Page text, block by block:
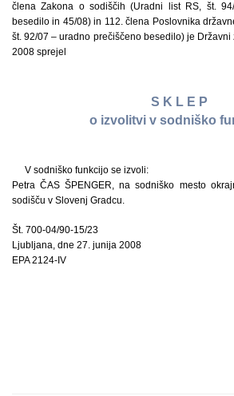
člena Zakona o sodiščih (Uradni list RS, št.
besedilo in 45/08) in 112. člena Poslovnika
št. 92/07 – uradno prečiščeno besedilo) je
2008 sprejel
S K L E P
o izvolitvi v sodniško
V sodniško funkcijo se izvoli:
Petra ČAS ŠPENGER, na sodniško mesto
sodišču v Slovenj Gradcu.
Št. 700-04/90-15/23
Ljubljana, dne 27. junija 2008
EPA 2124-IV